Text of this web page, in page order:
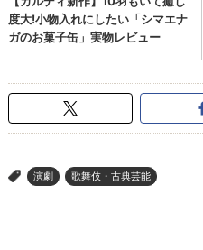
> 演劇 歌舞伎・古典芸能